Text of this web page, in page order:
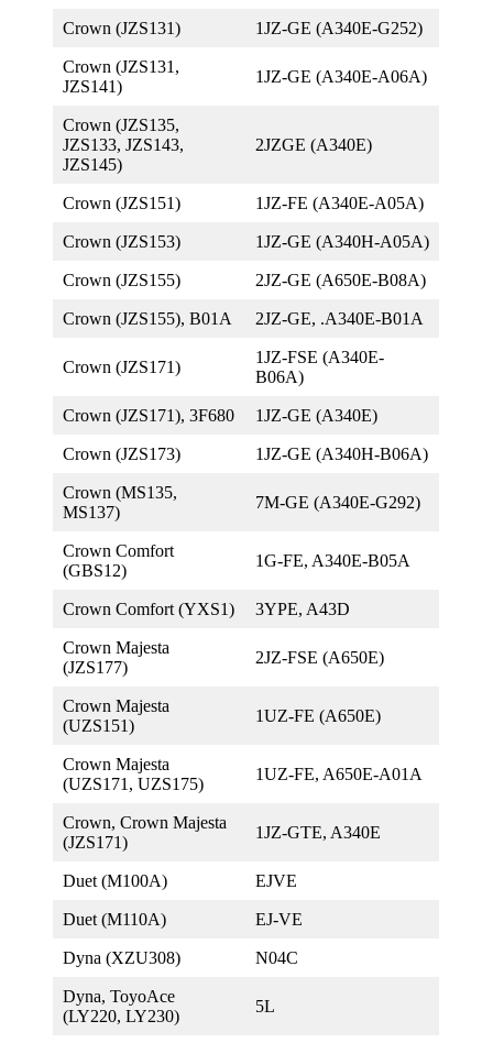
Crown (JZS131) 1JZ-GE (A340E-G252)
Crown (JZS131,
JZS141)
1JZ-GE (A340E-A06A)
Crown (JZS135,
JZS133, JZS143,
JZS145)
2JZGE (A340E)
Crown (JZS151) 1JZ-FE (A340E-A05A)
Crown (JZS153) 1JZ-GE (A340H-A05A)
Crown (JZS155) 2JZ-GE (A650E-B08A)
Crown (JZS155), B01A 2JZ-GE, .A340E-B01A
Crown (JZS171)
1JZ-FSE (A340E-
B06A)
Crown (JZS171), 3F680 1JZ-GE (A340E)
Crown (JZS173) 1JZ-GE (A340H-B06A)
Crown (MS135,
MS137)
7M-GE (A340E-G292)
Crown Comfort
(GBS12)
1G-FE, A340E-B05A
Crown Comfort (YXS1) 3YPE, A43D
Crown Majesta
(JZS177)
2JZ-FSE (A650E)
Crown Majesta
(UZS151)
1UZ-FE (A650E)
Crown Majesta
(UZS171, UZS175)
1UZ-FE, A650E-A01A
Crown, Crown Majesta
(JZS171)
1JZ-GTE, A340E
Duet (M100A) EJVE
Duet (M110A) EJ-VE
Dyna (XZU308) N04C
Dyna, ToyoAce
(LY220, LY230)
5L